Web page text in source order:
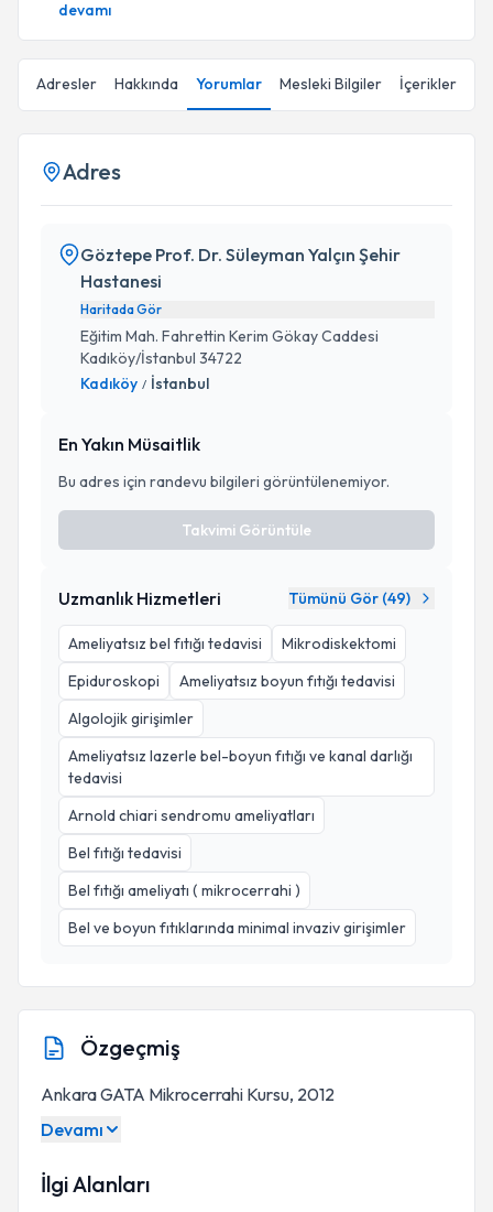
devamı
Adresler Hakkında Yorumlar Mesleki Bilgiler İçerikler
Adres
Göztepe Prof. Dr. Süleyman Yalçın Şehir
Hastanesi
Haritada Gör
Eğitim Mah. Fahrettin Kerim Gökay Caddesi
Kadıköy/İstanbul 34722
Kadıköy / İstanbul
En Yakın Müsaitlik
Bu adres için randevu bilgileri görüntülenemiyor.
Takvimi Görüntüle
Uzmanlık Hizmetleri Tümünü Gör (49)
Ameliyatsız bel fıtığı tedavisi
Mikrodiskektomi
Epiduroskopi
Ameliyatsız boyun fıtığı tedavisi
Algolojik girişimler
Ameliyatsız lazerle bel-boyun fıtığı ve kanal darlığı
tedavisi
Arnold chiari sendromu ameliyatları
Bel fıtığı tedavisi
Bel fıtığı ameliyatı ( mikrocerrahi )
Bel ve boyun fıtıklarında minimal invaziv girişimler
Özgeçmiş
Ankara GATA Mikrocerrahi Kursu, 2012
Kurslar
Operation Cadaver Workshop, İstanbul 2014
AOSPINE Advanced Spine Specimen Course, İsviçre
Devamı
İlgi Alanları